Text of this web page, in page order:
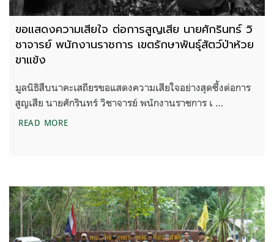
ขอแสดงความเสียใจ ต่อการสูญเสีย นายศักรินทร์ วิ
ชาจารย์ พนักงานราชการ เขตรักษาพันธุ์สัตว์ป่าห้วย
ขาแข้ง
มูลนิธิสืบนาคะเสถียรขอแสดงความเสียใจอย่างสุดซึ้งต่อการ
สูญเสีย นายศักรินทร์ วิชาจารย์ พนักงานราชการ เ …
READ MOREขอแสดงความเสียใจ ต่อการสูญเสีย นายศักรินทร์ วิช